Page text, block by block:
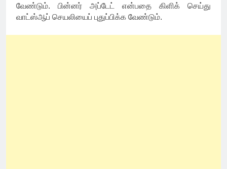
வேண்டும். பின்னர் அப்டேட் என்பதை கிளிக் செய்து
வாட்ஸ்ஆப் செயலியைப் புதுப்பிக்க வேண்டும்.